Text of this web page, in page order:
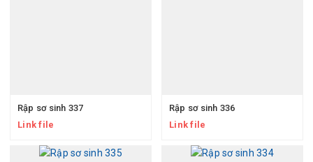
Rập sơ sinh 337
Link file
Rập sơ sinh 336
Link file